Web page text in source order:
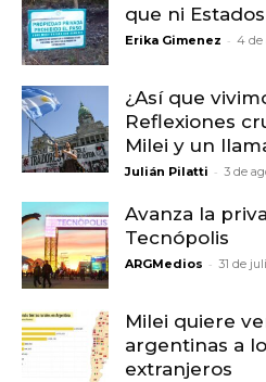
que ni
Erika Gimenez - 4 de
¿Así que
Reflexiones
Milei y un
Julián Pilatti - 3 de
Avanza la
Tecnópolis
ARGMedios - 31 de
Milei quiere
argentinas a
extranjeros